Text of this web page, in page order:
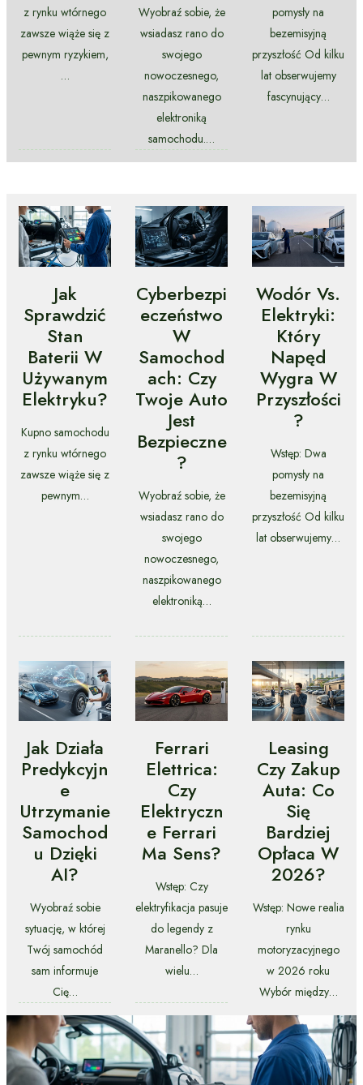
z rynku wtórnego
zawsze wiąże się z
pewnym ryzykiem,
…
Wyobraź sobie, że
wsiadasz rano do
swojego
nowoczesnego,
naszpikowanego
elektroniką
samochodu.…
pomysły na
bezemisyjną
przyszłość Od kilku
lat obserwujemy
fascynujący…
Jak
Sprawdzić
Stan
Baterii W
Używanym
Elektryku?
Kupno samochodu
z rynku wtórnego
zawsze wiąże się z
pewnym…
Cyberbezpi
Eczeństwo
W
Samochod
Ach: Czy
Twoje Auto
Jest
Bezpieczne
?
Wyobraź sobie, że
wsiadasz rano do
swojego
nowoczesnego,
naszpikowanego
elektroniką…
Wodór Vs.
Elektryki:
Który
Napęd
Wygra W
Przyszłości
?
Wstęp: Dwa
pomysły na
bezemisyjną
przyszłość Od kilku
lat obserwujemy…
Jak Działa
Predykcyjn
E
Utrzymanie
Samochod
U Dzięki
AI?
Wyobraź sobie
sytuację, w której
Twój samochód
sam informuje
Cię…
Ferrari
Elettrica:
Czy
Elektryczn
E Ferrari
Ma Sens?
Wstęp: Czy
elektryfikacja pasuje
do legendy z
Maranello? Dla
wielu…
Leasing
Czy Zakup
Auta: Co
Się
Bardziej
Opłaca W
2026?
Wstęp: Nowe realia
rynku
motoryzacyjnego
w 2026 roku
Wybór między…